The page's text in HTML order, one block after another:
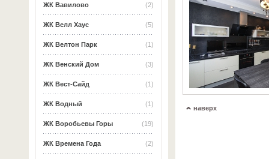
(2)
ЖК Вавилово
(5)
ЖК Велл Хаус
(1)
ЖК Велтон Парк
(3)
ЖК Венский Дом
(1)
ЖК Вест-Сайд
(1)
ЖК Водный
(19)
ЖК Воробьевы Горы
(2)
ЖК Времена Года
наверх